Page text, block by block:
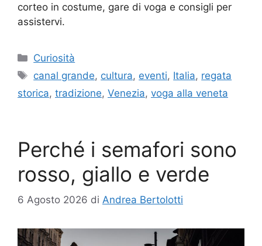
corteo in costume, gare di voga e consigli per
assistervi.
Categorie
Curiosità
Tag
canal grande, cultura, eventi, Italia, regata
storica, tradizione, Venezia, voga alla veneta
Perché i semafori sono
rosso, giallo e verde
6 Agosto 2026 di Andrea Bertolotti